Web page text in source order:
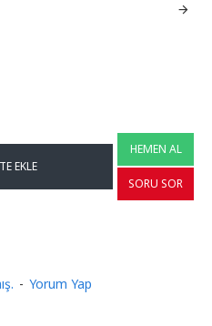
- Yorum Yap
EKLE
HEMEN AL
SORU SOR